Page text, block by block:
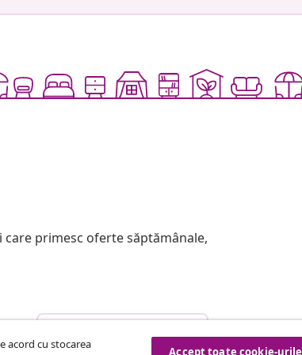
primesc oferte săptămânale,
ta.
Retragere din contract
acord cu stocarea
Accept toate cookie-urile